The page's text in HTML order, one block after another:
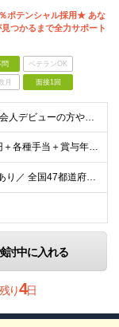
ポテンシャル採用★ あな
つかるまで全力サポート
問 ベテランOK
月 面接1回
＼完全未経験歓迎！／ ◆社会人デビューの方やフリーターの方もOK ◆第二新卒OK ◆学歴不問 ～まずは「話を聞いてみたい」という気持ちでOKです！～ 私たちは「ゼロから育てる」ことを前提の採用を
◆月給25万円～55万5000円＋各種手当＋賞与年1回 ※上記には固定残業代（月20時間／3万2400円）を含みます。超過分は別途支給します。 ※試用期間3～6ヶ月あり。期間中の給与は【給与欄】を
＼希望考慮・リモート案件あり／ 全国47都道府県のプロジェクト先 └好きな場所で勤務可能！◎ └Web系の総合職採用の場合、 デビュー後はフルリモート（完全在宅）案件8割！ ◎転勤の有無については
討中に入れる
残り4日